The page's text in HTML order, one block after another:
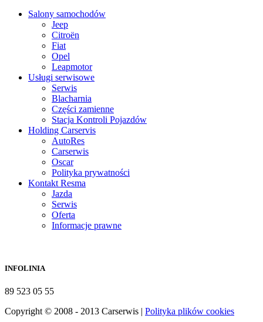
Salony samochodów
Jeep
Citroën
Fiat
Opel
Leapmotor
Usługi serwisowe
Serwis
Blacharnia
Części zamienne
Stacja Kontroli Pojazdów
Holding Carservis
AutoRes
Carserwis
Oscar
Polityka prywatności
Kontakt Resma
Jazda
Serwis
Oferta
Informacje prawne
INFOLINIA
89 523 05 55
Copyright © 2008 - 2013 Carserwis | Polityka plików cookies